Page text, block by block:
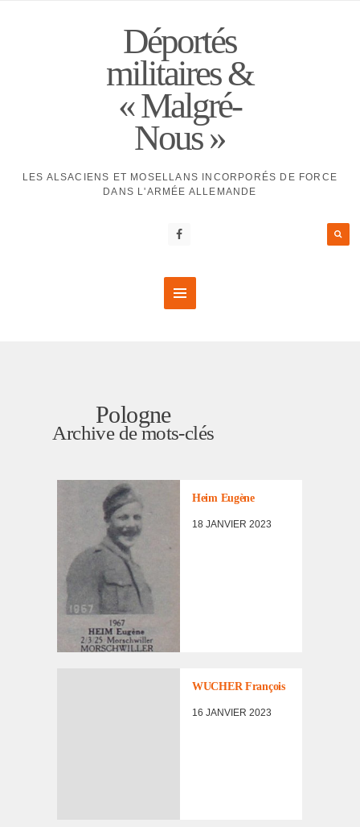
Déportés
militaires &
« Malgré-
Nous »
LES ALSACIENS ET MOSELLANS INCORPORÉS DE FORCE
DANS L'ARMÉE ALLEMANDE
Pologne
Archive de mots-clés
LISTE DES AVIS
DE
RECHERCHE
LISTE DES NON
RENTRÉS
Heim Eugène
18 JANVIER 2023
WUCHER François
16 JANVIER 2023